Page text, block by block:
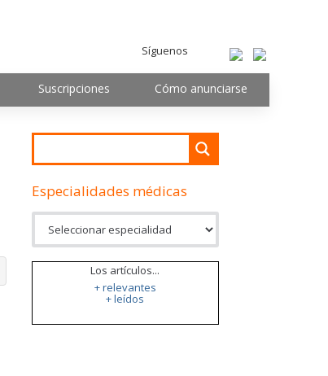
Síguenos
Suscripciones Cómo anunciarse
Especialidades médicas
Los artículos...
+ relevantes
+ leídos